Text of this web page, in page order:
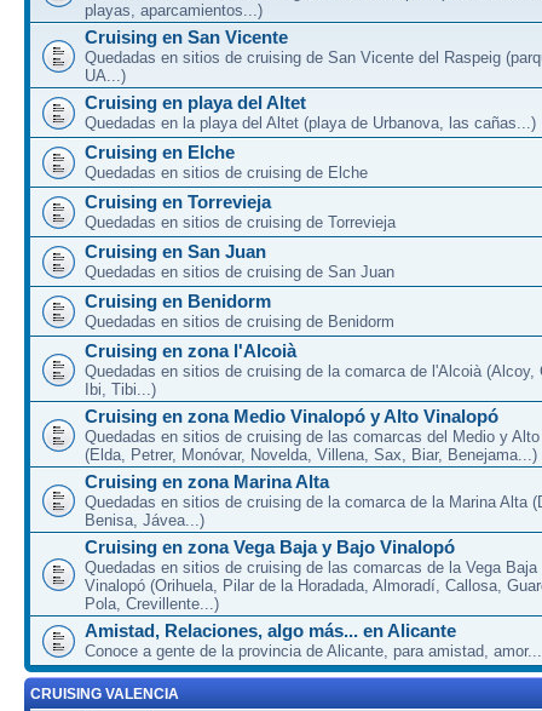
playas, aparcamientos...)
Cruising en San Vicente
Quedadas en sitios de cruising de San Vicente del Raspeig
UA...)
Cruising en playa del Altet
Quedadas en la playa del Altet (playa de Urbanova, las cañas...)
Cruising en Elche
Quedadas en sitios de cruising de Elche
Cruising en Torrevieja
Quedadas en sitios de cruising de Torrevieja
Cruising en San Juan
Quedadas en sitios de cruising de San Juan
Cruising en Benidorm
Quedadas en sitios de cruising de Benidorm
Cruising en zona l'Alcoià
Quedadas en sitios de cruising de la comarca de l'Alcoià (Alcoy,
Ibi, Tibi...)
Cruising en zona Medio Vinalopó y Alto Vinalopó
Quedadas en sitios de cruising de las comarcas del Medio y
(Elda, Petrer, Monóvar, Novelda, Villena, Sax, Biar, Benejama...)
Cruising en zona Marina Alta
Quedadas en sitios de cruising de la comarca de la Marina Alta
Benisa, Jávea...)
Cruising en zona Vega Baja y Bajo Vinalopó
Quedadas en sitios de cruising de las comarcas de la Vega Baja
Vinalopó (Orihuela, Pilar de la Horadada, Almoradí, Callosa,
Pola, Crevillente...)
Amistad, Relaciones, algo más... en Alicante
Conoce a gente de la provincia de Alicante, para amistad,
CRUISING VALENCIA